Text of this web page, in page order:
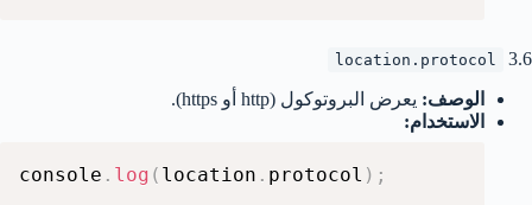
3.6
location.protocol
الوصف: يعرض البروتوكول (http أو https).
الاستخدام:
console . log ( location . protocol ) ;